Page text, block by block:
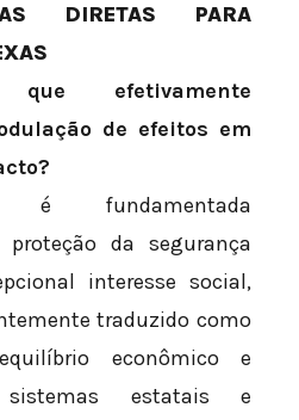
DIRETAS PARA
efetivamente
de efeitos em
é fundamentada
da segurança
interesse social,
traduzido como
econômico e
estatais e